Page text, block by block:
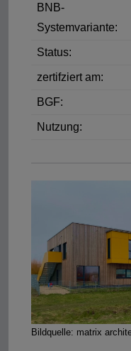
BNB-
Systemvariante:
Status:
zertifziert am:
BGF:
Nutzung:
Bildquelle: matrix